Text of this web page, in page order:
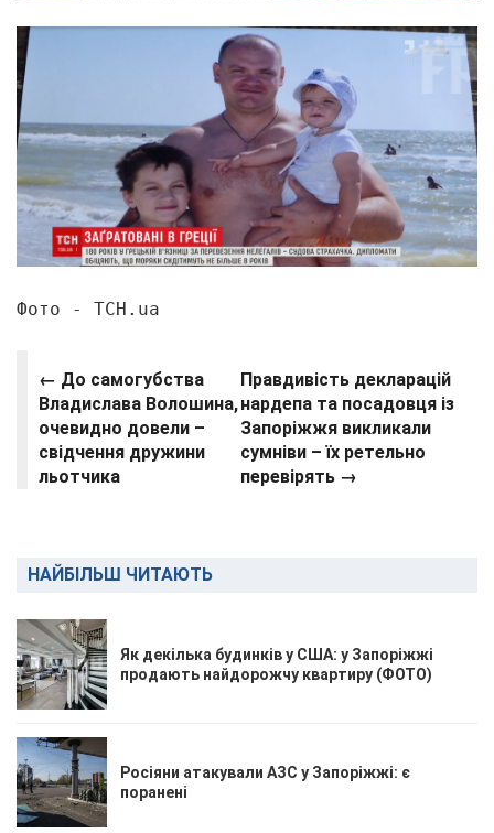
Фото - ТСН.ua
← До самогубства
Владислава Волошина,
очевидно довели –
свідчення дружини
льотчика
Правдивість декларацій
нардепа та посадовця із
Запоріжжя викликали
сумніви – їх ретельно
перевірять →
НАЙБІЛЬШ ЧИТАЮТЬ
Як декілька будинків у США: у Запоріжжі
продають найдорожчу квартиру (ФОТО)
Росіяни атакували АЗС у Запоріжжі: є
поранені